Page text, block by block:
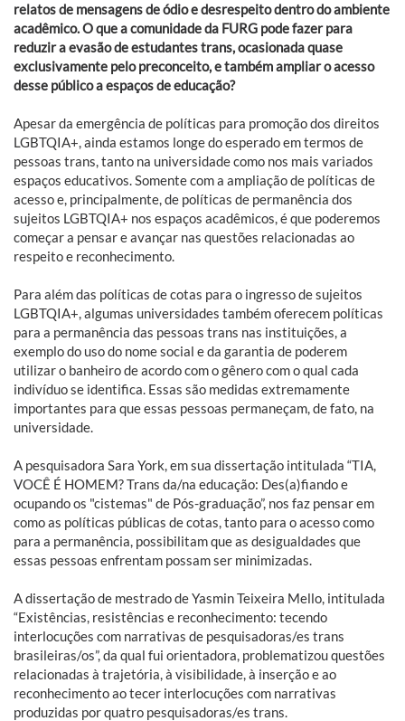
relatos de mensagens de ódio e desrespeito dentro do ambiente
acadêmico. O que a comunidade da FURG pode fazer para
reduzir a evasão de estudantes trans, ocasionada quase
exclusivamente pelo preconceito, e também ampliar o acesso
desse público a espaços de educação?
Apesar da emergência de políticas para promoção dos direitos
LGBTQIA+, ainda estamos longe do esperado em termos de
pessoas trans, tanto na universidade como nos mais variados
espaços educativos. Somente com a ampliação de políticas de
acesso e, principalmente, de políticas de permanência dos
sujeitos LGBTQIA+ nos espaços acadêmicos, é que poderemos
começar a pensar e avançar nas questões relacionadas ao
respeito e reconhecimento.
Para além das políticas de cotas para o ingresso de sujeitos
LGBTQIA+, algumas universidades também oferecem políticas
para a permanência das pessoas trans nas instituições, a
exemplo do uso do nome social e da garantia de poderem
utilizar o banheiro de acordo com o gênero com o qual cada
indivíduo se identifica. Essas são medidas extremamente
importantes para que essas pessoas permaneçam, de fato, na
universidade.
A pesquisadora Sara York, em sua dissertação intitulada “TIA,
VOCÊ É HOMEM? Trans da/na educação: Des(a)fiando e
ocupando os "cistemas" de Pós-graduação”, nos faz pensar em
como as políticas públicas de cotas, tanto para o acesso como
para a permanência, possibilitam que as desigualdades que
essas pessoas enfrentam possam ser minimizadas.
A dissertação de mestrado de Yasmin Teixeira Mello, intitulada
“Existências, resistências e reconhecimento: tecendo
interlocuções com narrativas de pesquisadoras/es trans
brasileiras/os”, da qual fui orientadora, problematizou questões
relacionadas à trajetória, à visibilidade, à inserção e ao
reconhecimento ao tecer interlocuções com narrativas
produzidas por quatro pesquisadoras/es trans.